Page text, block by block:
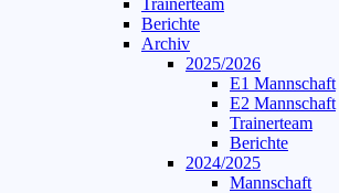
Trainerteam
Berichte
Archiv
2025/2026
E1 Mannschaft
E2 Mannschaft
Trainerteam
Berichte
2024/2025
Mannschaft